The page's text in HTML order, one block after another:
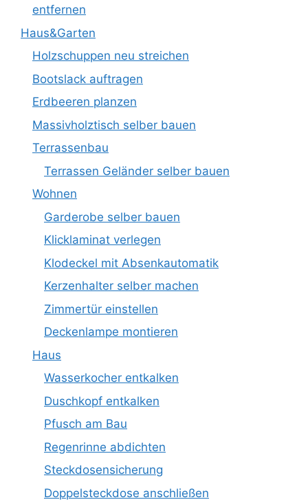
entfernen
Haus&Garten
Holzschuppen neu streichen
Bootslack auftragen
Erdbeeren planzen
Massivholztisch selber bauen
Terrassenbau
Terrassen Geländer selber bauen
Wohnen
Garderobe selber bauen
Klicklaminat verlegen
Klodeckel mit Absenkautomatik
Kerzenhalter selber machen
Zimmertür einstellen
Deckenlampe montieren
Haus
Wasserkocher entkalken
Duschkopf entkalken
Pfusch am Bau
Regenrinne abdichten
Steckdosensicherung
Doppelsteckdose anschließen